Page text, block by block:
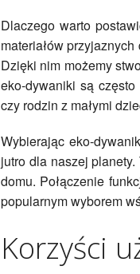
Dlaczego warto
materiałów
Dzięki nim możemy
eko-dywaniki są
czy rodzin z małymi
Wybierając eko-
jutro dla naszej
domu. Połączenie
popularnym wyborem
Korzyści